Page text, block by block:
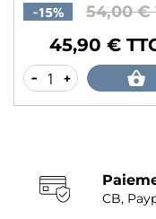
-15% 54,00 €
45,90 €
- +
CB,